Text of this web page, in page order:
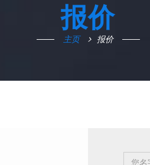
报价
主页 报价